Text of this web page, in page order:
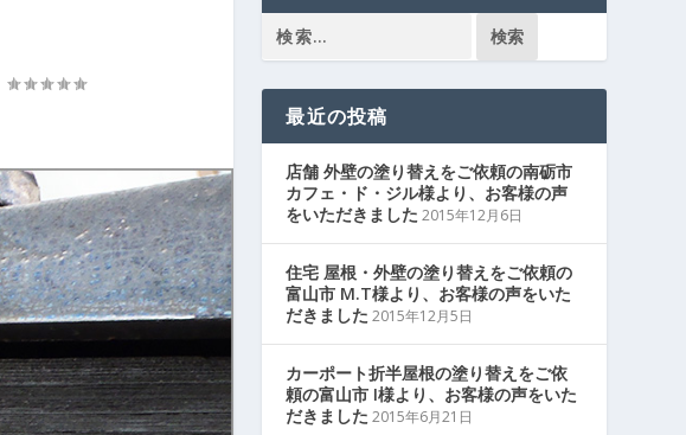
最近の投稿
店舗 外壁の塗り替えをご依頼の南砺市
カフェ・ド・ジル様より、お客様の声
をいただきました 2015年12月6日
住宅 屋根・外壁の塗り替えをご依頼の
富山市 M.T様より、お客様の声をいた
だきました 2015年12月5日
カーポート折半屋根の塗り替えをご依
頼の富山市 I様より、お客様の声をいた
だきました 2015年6月21日